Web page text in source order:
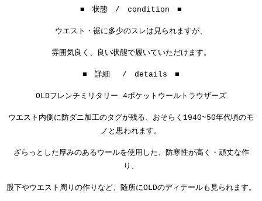
■ 状態 / condition ■
ウエスト・裾に多少のスレは見られますが、
雰囲気良く、良い状態で履いていただけます。
■ 詳細 / details ■
OLDフレンチミリタリー 4ポケットウールトラウザーズ
ウエスト内側に防ダニ加工のタグが残る、おそらく1940~50年代頃のモ
ノと思われます。
ざらっとした厚みのあるウールを使用した、
防寒性が高く・頑丈な作
り、
股下やウエスト周りの作りなど、随所にOLDのディテールも見られます。